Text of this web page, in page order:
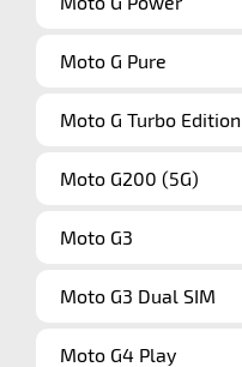
Moto G Pure
Moto G Turbo Edition
Moto G200 (5G)
Moto G3
Moto G3 Dual SIM
Moto G4 Play